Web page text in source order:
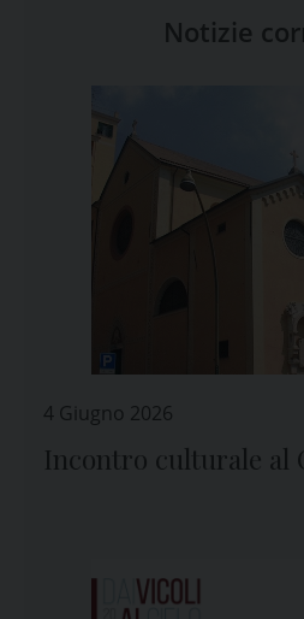
Notizie
4 Giugno 2026
Incontro culturale al